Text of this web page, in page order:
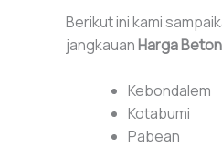
Berikut ini kami
jangkauanHarga
Kebondalem
Kotabumi
Pabean